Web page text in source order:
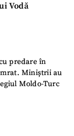
Vodă
predare în
Miniștrii au
Moldo-Turc